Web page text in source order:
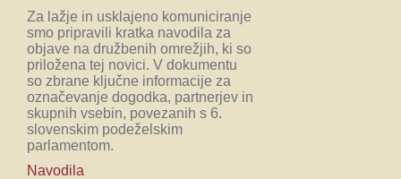
Za lažje in usklajeno komuniciranje
smo pripravili kratka navodila za
objave na družbenih omrežjih, ki so
priložena tej novici. V dokumentu
so zbrane ključne informacije za
označevanje dogodka, partnerjev in
skupnih vsebin, povezanih s 6.
slovenskim podeželskim
parlamentom.
Navodila